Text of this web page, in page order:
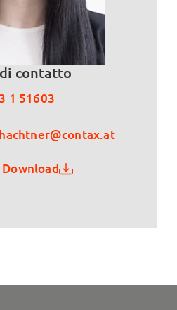
contatto
1 51603
Download